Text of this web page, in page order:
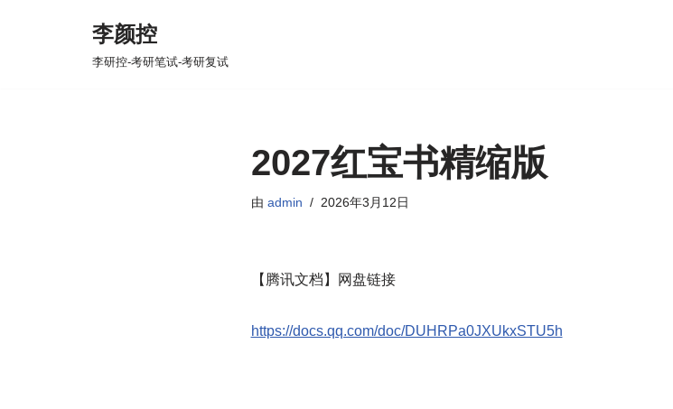
李颜控
李研控-考研笔试-考研复试
2027红宝书精缩版
由 admin 2026年3月12日
【腾讯文档】网盘链接
https://docs.qq.com/doc/DUHRPa0JXUkxSTU5h